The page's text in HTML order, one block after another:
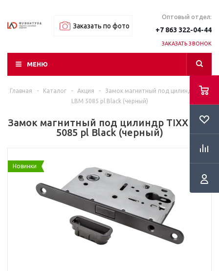
Заказать по фото
Оптовый отдел:
+7 863 322-04-44
ЗАКАЗАТЬ ЗВОНОК
МЕНЮ
Главная - Каталог - Акция -
Замок магнитный под цилиндр TIXX
LBM 5085 pl Black (черный)
Замок магнитный под цилиндр TIXX LBM
5085 pl Black (черный)
Новинки